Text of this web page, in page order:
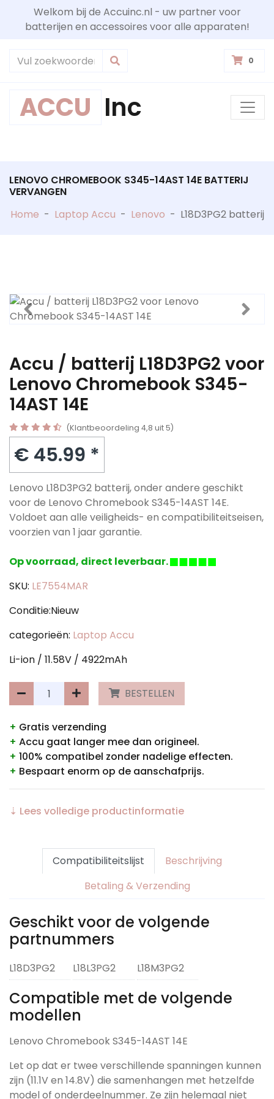
Welkom bij de Accuinc.nl - uw partner voor
batterijen en accessoires voor alle apparaten!
0
ACCU Inc
LENOVO CHROMEBOOK S345-14AST 14E BATTERIJ
VERVANGEN
Home - Laptop Accu - Lenovo - L18D3PG2 batterij
Accu / batterij L18D3PG2 voor
Lenovo Chromebook S345-
14AST 14E
(Klantbeoordeling 4,8 uit 5)
€ 45.99 *
Lenovo L18D3PG2 batterij, onder andere geschikt
voor de Lenovo Chromebook S345-14AST 14E.
Voldoet aan alle veiligheids- en compatibiliteitseisen,
voorzien van 1 jaar garantie.
Op voorraad, direct leverbaar.
SKU: LE7554MAR
Conditie:Nieuw
categorieën: Laptop Accu
Li-ion / 11.58V / 4922mAh
BESTELLEN
+ Gratis verzending
+ Accu gaat langer mee dan origineel.
+ 100% compatibel zonder nadelige effecten.
+ Bespaart enorm op de aanschafprijs.
⇣ Lees volledige productinformatie
Compatibiliteitslijst
Beschrijving
Betaling & Verzending
Geschikt voor de volgende
partnummers
L18D3PG2 L18L3PG2 L18M3PG2
Compatible met de volgende
modellen
Lenovo Chromebook S345-14AST 14E
Let op dat er twee verschillende spanningen kunnen
zijn (11.1V en 14.8V) die samenhangen met hetzelfde
model of onderdeelnummer. Ze zijn helemaal niet